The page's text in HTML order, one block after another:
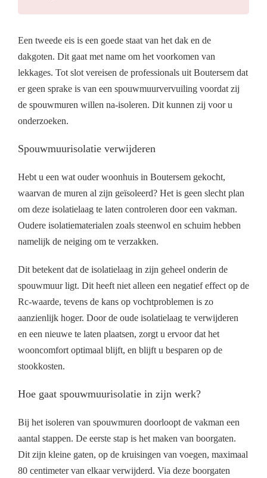
Een tweede eis is een goede staat van het dak en de
dakgoten. Dit gaat met name om het voorkomen van
lekkages. Tot slot vereisen de professionals uit Boutersem dat
er geen sprake is van een spouwmuurvervuiling voordat zij
de spouwmuren willen na-isoleren. Dit kunnen zij voor u
onderzoeken.
Spouwmuurisolatie verwijderen
Hebt u een wat ouder woonhuis in Boutersem gekocht,
waarvan de muren al zijn geïsoleerd? Het is geen slecht plan
om deze isolatielaag te laten controleren door een vakman.
Oudere isolatiematerialen zoals steenwol en schuim hebben
namelijk de neiging om te verzakken.
Dit betekent dat de isolatielaag in zijn geheel onderin de
spouwmuur ligt. Dit heeft niet alleen een negatief effect op de
Rc-waarde, tevens de kans op vochtproblemen is zo
aanzienlijk hoger. Door de oude isolatielaag te verwijderen
en een nieuwe te laten plaatsen, zorgt u ervoor dat het
wooncomfort optimaal blijft, en blijft u besparen op de
stookkosten.
Hoe gaat spouwmuurisolatie in zijn werk?
Bij het isoleren van spouwmuren doorloopt de vakman een
aantal stappen. De eerste stap is het maken van boorgaten.
Dit zijn kleine gaten, op de kruisingen van voegen, maximaal
80 centimeter van elkaar verwijderd. Via deze boorgaten